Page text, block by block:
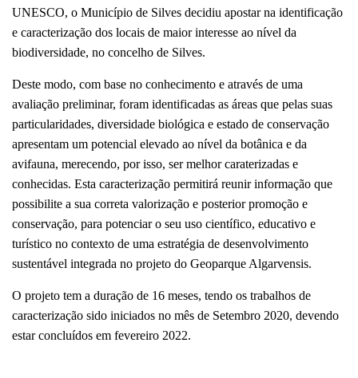
UNESCO, o Município de Silves decidiu apostar na identificação
e caracterização dos locais de maior interesse ao nível da
biodiversidade, no concelho de Silves.
Deste modo, com base no conhecimento e através de uma
avaliação preliminar, foram identificadas as áreas que pelas suas
particularidades, diversidade biológica e estado de conservação
apresentam um potencial elevado ao nível da botânica e da
avifauna, merecendo, por isso, ser melhor caraterizadas e
conhecidas. Esta caracterização permitirá reunir informação que
possibilite a sua correta valorização e posterior promoção e
conservação, para potenciar o seu uso científico, educativo e
turístico no contexto de uma estratégia de desenvolvimento
sustentável integrada no projeto do Geoparque Algarvensis.
O projeto tem a duração de 16 meses, tendo os trabalhos de
caracterização sido iniciados no mês de Setembro 2020, devendo
estar concluídos em fevereiro 2022.